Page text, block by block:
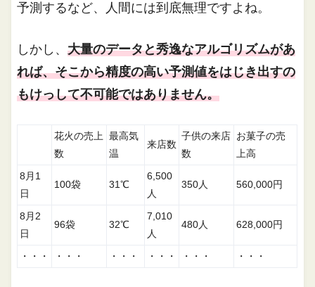
予測するなど、人間には到底無理ですよね。
しかし、大量のデータと秀逸なアルゴリズムがあ
れば、そこから精度の高い予測値をはじき出すの
もけっして不可能ではありません。
花火の売上
数
最高気
温
来店数
子供の来店
数
お菓子の売
上高
8月1
日
100袋 31℃
6,500
人
350人 560,000円
8月2
日
96袋 32℃
7,010
人
480人 628,000円
・・・ ・・・ ・・・ ・・・ ・・・ ・・・